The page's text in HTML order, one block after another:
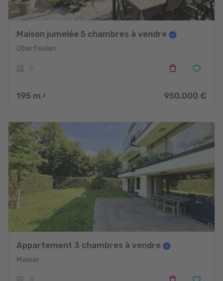
Maison jumelée 5 chambres à vendre
Oberfeulen
195 m 2 950.000 €
Appartement 3 chambres à vendre
Mamer